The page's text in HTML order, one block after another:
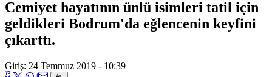
Cemiyet hayatının ünlü isimleri tatil için
geldikleri Bodrum'da eğlencenin keyfini
çıkarttı.
Giriş: 24 Temmuz 2019 - 10:39